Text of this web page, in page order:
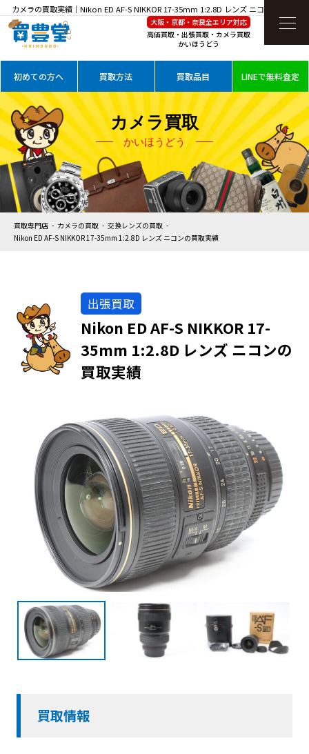
カメラの買取実績｜Nikon ED AF-S NIKKOR 17-35mm 1:2.8D レンズ ニコンを高価買
取
大阪・京都・奈良全エリア対応
高価買取・出張買取・カメラ買取
かいほうどう
初めての方へ 買取方法 買取品目 LINEで無料査定
カメラ買取
かいほうどう
買取専門店 カメラの買取
交換レンズの買取
Nikon ED AF-S NIKKOR 17-35mm 1:2.8D レンズ ニコンの買取実績
出張買取
Nikon ED AF-S NIKKOR 17-
35mm 1:2.8D レンズ ニコンの
買取実績
買取情報